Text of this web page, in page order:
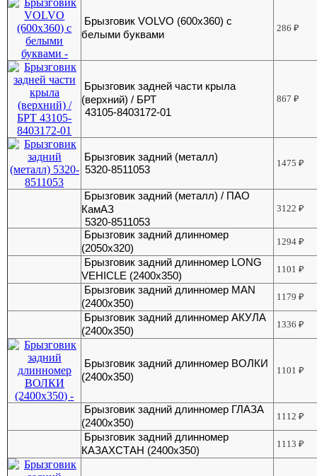
Брызговик VOLVO (600х360) с
белыми буквами
286₽
Брызговик задней части крыла
(верхний) / БРТ
43105-8403172-01
867₽
Брызговик задний (металл)
5320-8511053
1475₽
Брызговик задний (металл) / ПАО
КамАЗ
5320-8511053
3122₽
Брызговик задний длинномер
(2050х320)
1294₽
Брызговик задний длинномер LONG
VEHICLE (2400х350)
1101₽
Брызговик задний длинномер MAN
(2400х350)
1179₽
Брызговик задний длинномер АКУЛА
(2400х350)
1336₽
Брызговик задний длинномер ВОЛКИ
(2400х350)
1101₽
Брызговик задний длинномер ГЛАЗА
(2400х350)
1112₽
Брызговик задний длинномер
КАЗАХСТАН (2400х350)
1113₽